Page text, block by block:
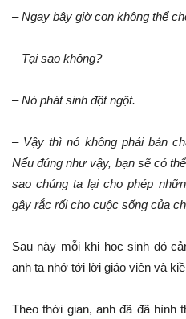
– Ngay bây giờ con không thể
– Tại sao không?
– Nó phát sinh đột ngột.
– Vậy thì nó không phải bản
Nếu đúng như vậy, bạn sẽ có
sao chúng ta lại cho phép
gây rắc rối cho cuộc sống của
Sau này mỗi khi học sinh đó
anh ta nhớ tới lời giáo viên và
Theo thời gian, anh đã đã hình